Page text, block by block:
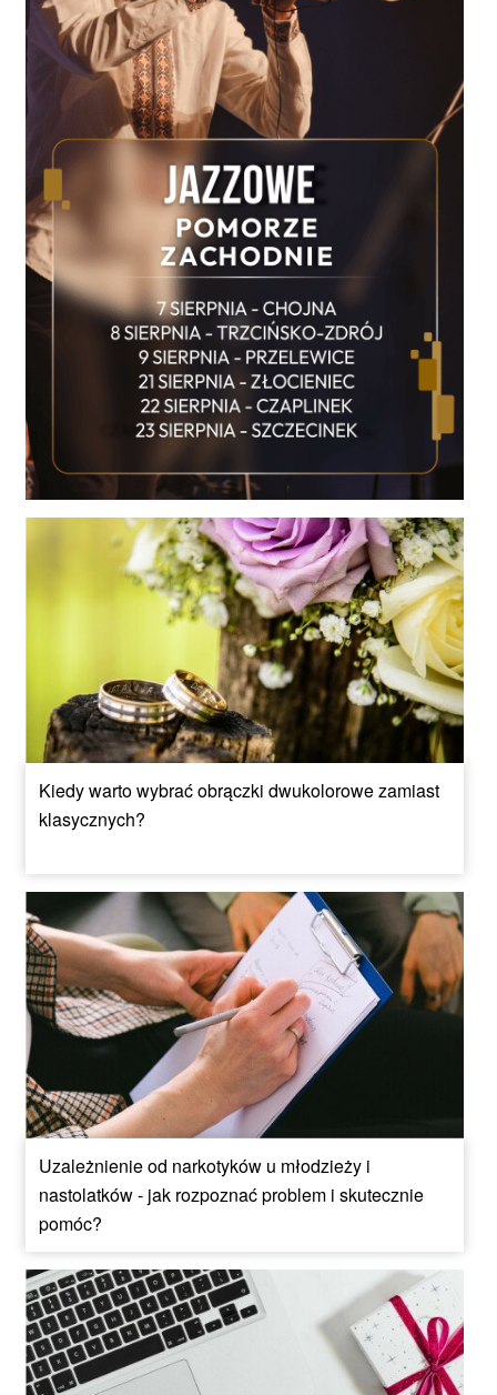
Kiedy warto wybrać obrączki dwukolorowe zamiast
klasycznych?
Uzależnienie od narkotyków u młodzieży i
nastolatków - jak rozpoznać problem i skutecznie
pomóc?